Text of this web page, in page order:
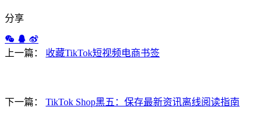
分享
上一篇： 收藏TikTok短视频电商书签
下一篇： TikTok Shop黑五：保存最新资讯离线阅读指南